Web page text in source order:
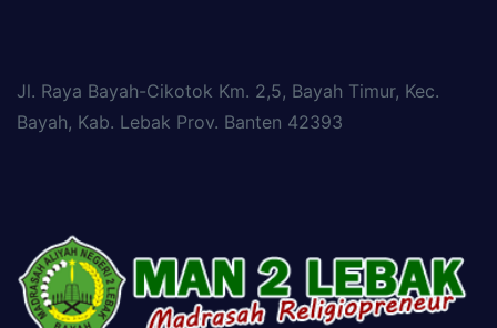
Jl. Raya Bayah-Cikotok Km. 2,5, Bayah Timur, Kec.
Bayah, Kab. Lebak Prov. Banten 42393